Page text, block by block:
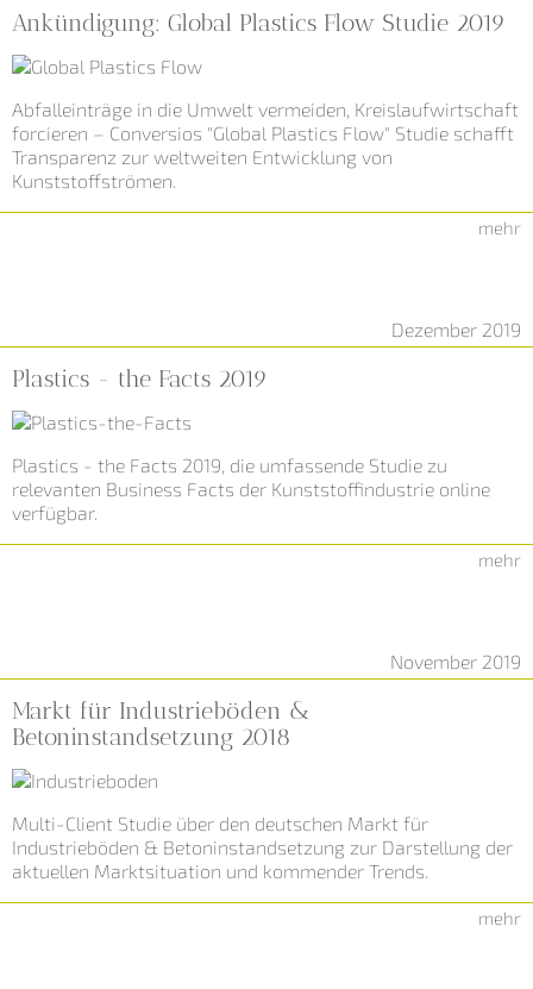
Ankündigung: Global Plastics Flow Studie 2019
Abfalleinträge in die Umwelt vermeiden, Kreislaufwirtschaft
forcieren – Conversios "Global Plastics Flow" Studie schafft
Transparenz zur weltweiten Entwicklung von
Kunststoffströmen.
mehr
Dezember 2019
Plastics - the Facts 2019
Plastics - the Facts 2019, die umfassende Studie zu
relevanten Business Facts der Kunststoffindustrie online
verfügbar.
mehr
November 2019
Markt für Industrieböden &
Betoninstandsetzung 2018
Multi-Client Studie über den deutschen Markt für
Industrieböden & Betoninstandsetzung zur Darstellung der
aktuellen Marktsituation und kommender Trends.
mehr